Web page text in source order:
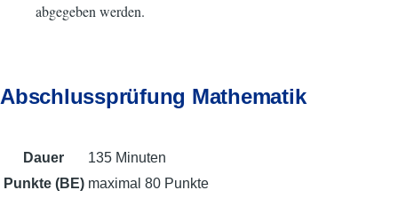
abgegeben werden.
Abschlussprüfung Mathematik
Dauer
135 Minuten
Punkte (BE) maximal 80 Punkte